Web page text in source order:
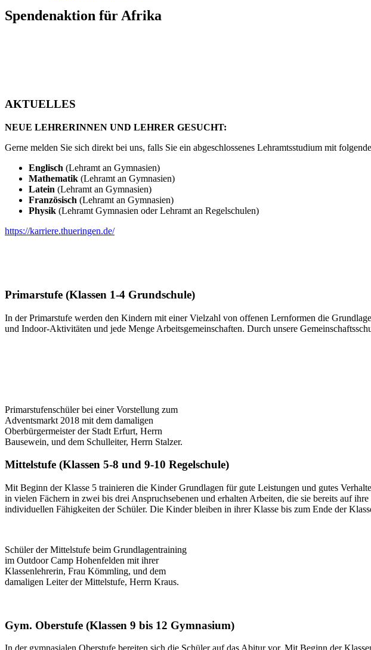
Spendenaktion für Afrika
AKTUELLES
NEUE LEHRERINNEN UND LEHRER GESUCHT:
Gerne melden Sie sich direkt bei uns, falls Sie ein abgeschlossenes Lehramtsstudium mit
Englisch (Lehramt an Gymnasien)
Mathematik (Lehramt an Gymnasien)
Latein (Lehramt an Gymnasien)
Französisch (Lehramt an Gymnasien)
Physik (Lehramt Gymnasien oder Lehramt an Regelschulen)
https://karriere.thueringen.de/
Primarstufe (Klassen 1-4 Grundschule)
In der Primarstufe werden den Kindern mit einer Vielzahl von offenen Lernformen die
und Indoor-Aktivitäten und jede Menge Arbeitsgemeinschaften. Durch unsere
Primarstufenschüler bei einer Vorstellung zum
Adventsmarkt 2018 mit dem damaligen
Oberbürgermeister der Stadt Erfurt, Herrn
Bausewein, und dem Schulleiter, Herrn Stalzer.
Mittelstufe (Klassen 5-8 und 9-10 Regelschule)
Mit Beginn der Klasse 5 trainieren die Kinder Grundlagen für gute Leistungen und gutes
in vielen Fächern in zwei bis drei Anspruchsebenen und erhalten Arbeiten, die sie bereits auf
individuellen Fähigkeiten der Schüler. Die Kinder bleiben in ihrer Klasse bis zum Ende der
Schüler der Mittelstufe beim Grundlagentraining
im Outdoor Camp Hohenfelden mit ihrer
Klassenlehrerin, Frau Kömmling, und dem
damaligen Leiter der Mittelstufe, Herrn Kraus.
Gym. Oberstufe (Klassen 9 bis 12 Gymnasium)